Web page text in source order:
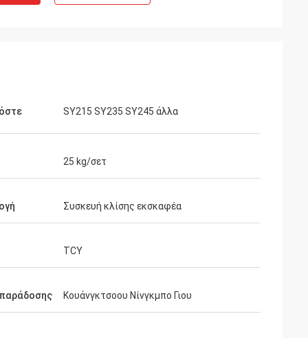
SY215 SY235 SY245 άλλα
25 kg/σετ
Συσκευή κλίσης εκσκαφέα
TCY
παράδοσης Κουάνγκτσοου Νίνγκμπο Γιου